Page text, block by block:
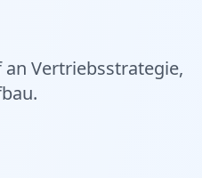
Vertriebsstrategie,